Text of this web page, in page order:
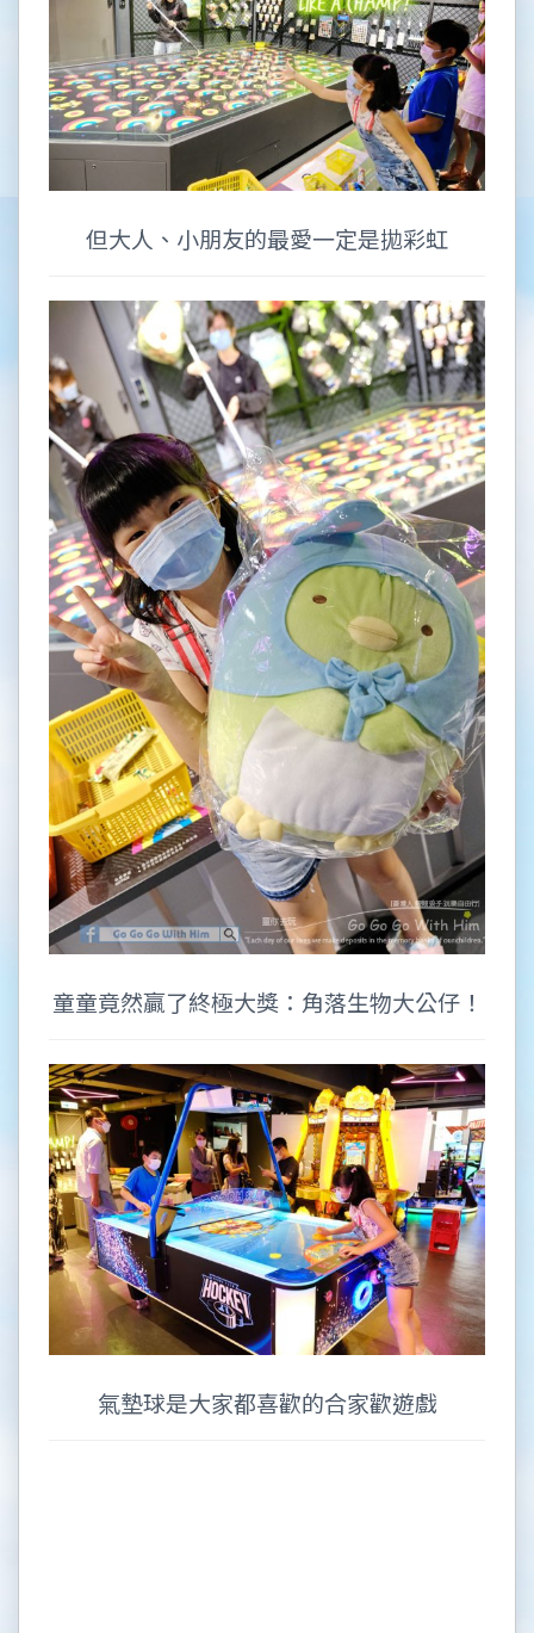
但大人、小朋友的最愛一定是拋彩虹
童童竟然贏了終極大獎：角落生物大公仔！
氣墊球是大家都喜歡的合家歡遊戲